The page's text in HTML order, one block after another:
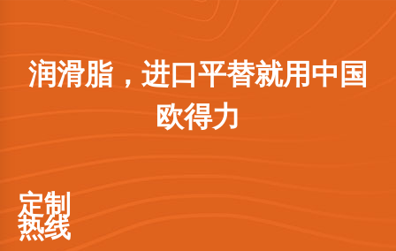
润滑脂，进口平替就用中国
欧得力
定制
热线